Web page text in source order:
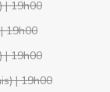
| 19h00
19h00
| 19h00
| 19h00